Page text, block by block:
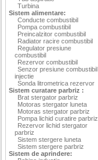
Turbina
Sistem alimentare:
Conducte combustibil
Pompa combustibil
Preincalzitor combustibil
Radiator racire combustibil
Regulator presiune
combustibil
Rezervor combustibil
Senzor presiune combustibil
injectie
Sonda litrometrica rezervor
Sistem curatare parbriz :
Brat stergator parbriz
Motoras stergator luneta
Motoras stergator parbriz
Pompa lichid curatire parbriz
Rezervor lichid stergator
parbriz
Sistem stergere luneta
Sistem stergere parbriz
Sistem de aprindere: